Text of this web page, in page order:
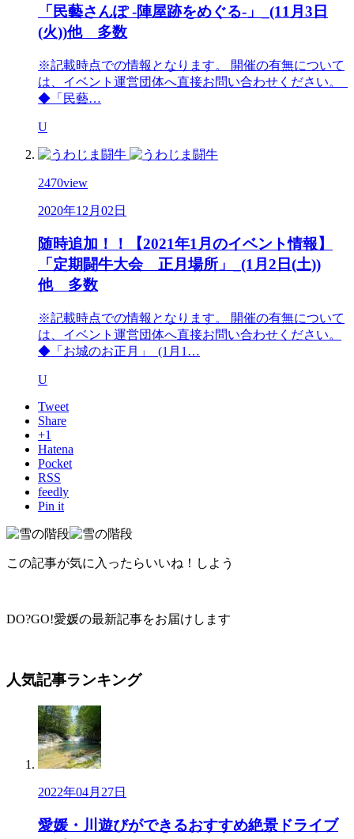
「民藝さんぽ -陣屋跡をめぐる-」_(11月3日
(火))他 多数
※記載時点での情報となります。 開催の有無について
は、イベント運営団体へ直接お問い合わせください。
◆「民藝…
U
2470view
2020年12月02日
随時追加！！【2021年1月のイベント情報】
「定期闘牛大会 正月場所」_(1月2日(土))
他 多数
※記載時点での情報となります。 開催の有無について
は、イベント運営団体へ直接お問い合わせください。
◆「お城のお正月」_(1月1…
U
Tweet
Share
+1
Hatena
Pocket
RSS
feedly
Pin it
この記事が気に入ったらいいね！しよう
DO?GO!愛媛の最新記事をお届けします
人気記事ランキング
2022年04月27日
愛媛・川遊びができるおすすめ絶景ドライブ